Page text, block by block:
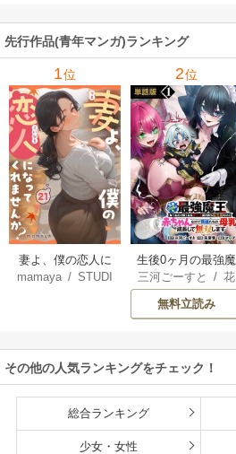
先行作品(青年マンガ)ランキング
1位
妻よ、僕の恋人に
なってくれません
mamaya /STUDI
2位
生後0ヶ月の最強魔
王 食べるだけ強
くなるチート能力
持ち転生者だけど
雄たちの母乳で成
長して無双します
三河ごーすと /花
房雪/マップ
無料立読み
その他の人気ランキングをチェック！
総合ランキング
少女・女性